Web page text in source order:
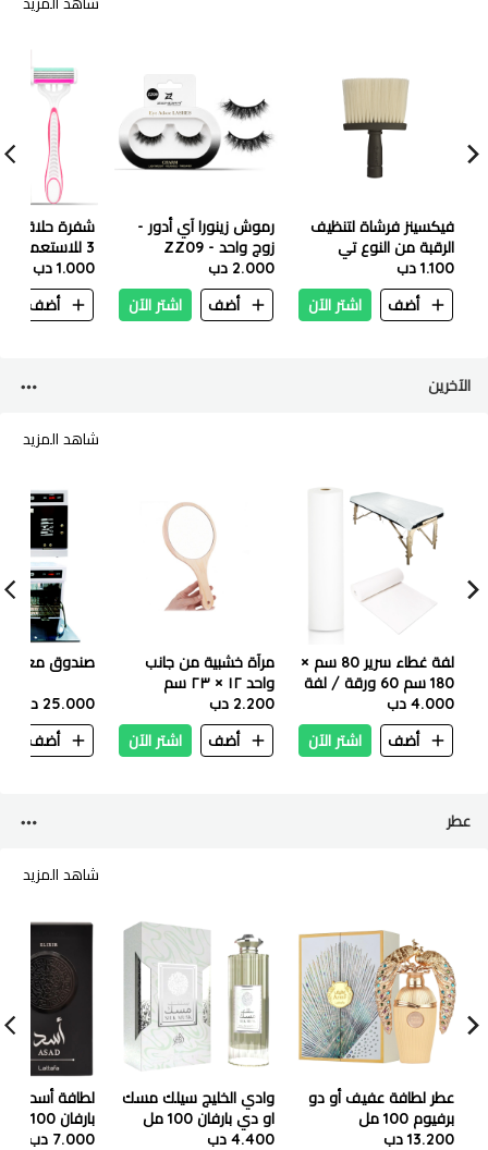
فيكسينز فرشاة لتنظيف
الرقبة من النوع تي
1.100 دب
أضف
اشتر الآن
رموش زينورا آي أدور -
زوج واحد - ZZ09
2.000 دب
أضف
اشتر الآن
شفرة حلاقة
3 للاستعمال
– عبوة 4 قطع - 1972
1.000 دب
أضف
الآخرين
شاهد المزيد
لفة غطاء سرير 80 سم ×
180 سم 60 ورقة / لفة
4.000 دب
أضف
اشتر الآن
مرآة خشبية من جانب
واحد ١٢ × ٢٣ سم
2.200 دب
أضف
اشتر الآن
صندوق معقم
25.000 دب
أضف
عطر
شاهد المزيد
عطر لطافة عفيف أو دو
برفيوم 100 مل
13.200 دب
وادي الخليج سيلك مسك
او دي بارفان 100 مل
4.400 دب
لطافة أسد
بارفان 100 مل
7.000 دب